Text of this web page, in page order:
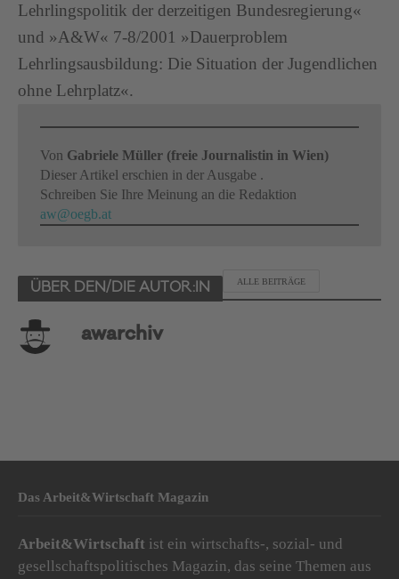
Lehrlingspolitik der derzeitigen Bundesregierung«
und »A&W« 7-8/2001 »Dauerproblem
Lehrlingsausbildung: Die Situation der Jugendlichen
ohne Lehrplatz«.
Von Gabriele Müller (freie Journalistin in Wien)
Dieser Artikel erschien in der Ausgabe .
Schreiben Sie Ihre Meinung an die Redaktion
aw@oegb.at
ÜBER DEN/DIE AUTOR:IN
ALLE BEITRÄGE
awarchiv
Das Arbeit&Wirtschaft Magazin
Arbeit&Wirtschaft ist ein wirtschafts-, sozial- und
gesellschaftspolitisches Magazin, das seine Themen aus